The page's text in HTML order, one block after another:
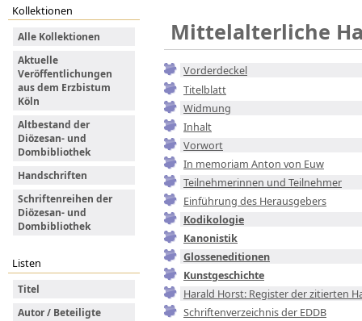
Kollektionen
Alle Kollektionen
Aktuelle
Veröffentlichungen
aus dem Erzbistum
Köln
Altbestand der
Diözesan- und
Dombibliothek
Handschriften
Schriftenreihen der
Diözesan- und
Dombibliothek
Listen
Titel
Autor / Beteiligte
Mittelalterliche
Vorderdeckel
Titelblatt
Widmung
Inhalt
Vorwort
In memoriam Anton von Euw
Teilnehmerinnen und Teilnehmer
Einführung des Herausgebers
Kodikologie
Kanonistik
Glosseneditionen
Kunstgeschichte
Harald Horst: Register der zitierten
Schriftenverzeichnis der EDDB